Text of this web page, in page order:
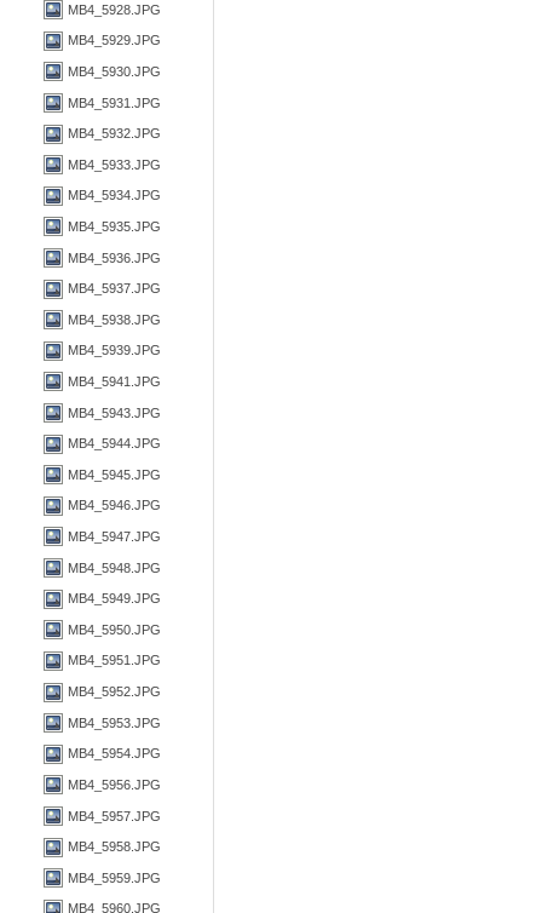
MB4_5928.JPG
MB4_5929.JPG
MB4_5930.JPG
MB4_5931.JPG
MB4_5932.JPG
MB4_5933.JPG
MB4_5934.JPG
MB4_5935.JPG
MB4_5936.JPG
MB4_5937.JPG
MB4_5938.JPG
MB4_5939.JPG
MB4_5941.JPG
MB4_5943.JPG
MB4_5944.JPG
MB4_5945.JPG
MB4_5946.JPG
MB4_5947.JPG
MB4_5948.JPG
MB4_5949.JPG
MB4_5950.JPG
MB4_5951.JPG
MB4_5952.JPG
MB4_5953.JPG
MB4_5954.JPG
MB4_5956.JPG
MB4_5957.JPG
MB4_5958.JPG
MB4_5959.JPG
MB4_5960.JPG